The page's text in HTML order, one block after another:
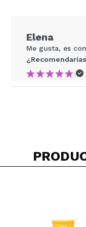
Elena
Me gusta, es
|